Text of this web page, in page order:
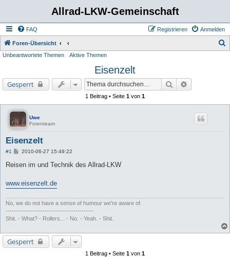
Allrad-LKW-Gemeinschaft
FAQ Anmelden
Registrieren
Foren-Übersicht
Unbeantwortete Themen Aktive Themen
Eisenzelt
Gesperrt Suche
1 Beitrag • Seite 1 von 1
Uwe
Forenteam
Eisenzelt
#1
B
i
a
g
2010-06-27 15:49:22
Reisen im und Technik des Allrad-LKW
www.eisenzelt.de
No, we do not have a sense of humour we're aware of.
-------------------------------------------
Shit. - What? - Rollers... - No. - Yeah. - Shit.
Gesperrt
1 Beitrag • Seite 1 von 1